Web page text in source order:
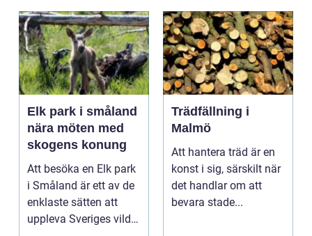
Elk park i småland
nära möten med
skogens konung
Att besöka en Elk park
i Småland är ett av de
enklaste sätten att
uppleva Sveriges vilda
Trädfällning i
Malmö
Att hantera träd är en
konst i sig, särskilt när
det handlar om att
bevara stade...